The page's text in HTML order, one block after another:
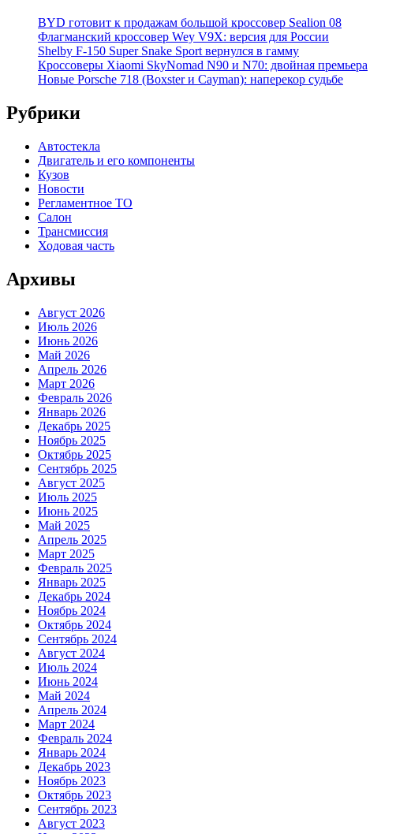
BYD готовит к продажам большой кроссовер Sealion 08
Флагманский кроссовер Wey V9X: версия для России
Shelby F-150 Super Snake Sport вернулся в гамму
Кроссоверы Xiaomi SkyNomad N90 и N70: двойная премьера
Новые Porsche 718 (Boxster и Cayman): наперекор судьбе
Рубрики
Автостекла
Двигатель и его компоненты
Кузов
Новости
Регламентное ТО
Салон
Трансмиссия
Ходовая часть
Архивы
Август 2026
Июль 2026
Июнь 2026
Май 2026
Апрель 2026
Март 2026
Февраль 2026
Январь 2026
Декабрь 2025
Ноябрь 2025
Октябрь 2025
Сентябрь 2025
Август 2025
Июль 2025
Июнь 2025
Май 2025
Апрель 2025
Март 2025
Февраль 2025
Январь 2025
Декабрь 2024
Ноябрь 2024
Октябрь 2024
Сентябрь 2024
Август 2024
Июль 2024
Июнь 2024
Май 2024
Апрель 2024
Март 2024
Февраль 2024
Январь 2024
Декабрь 2023
Ноябрь 2023
Октябрь 2023
Сентябрь 2023
Август 2023